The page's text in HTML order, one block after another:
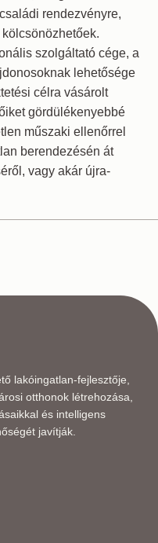
rendezvényre,
szolgáltató cége, a
lehetősége
célra vásárolt
gördülékenyebbé
műszaki ellenőrrel
berendezésén át
vagy akár újra-
lakóingatlan-fejlesztője,
otthonok létrehozása,
és intelligens
javítják.